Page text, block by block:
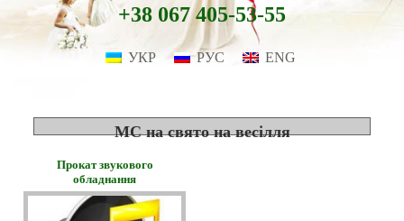
+38 067 405-53-55
УКР РУС ENG
MC на свято на весілля
Прокат звукового
обладнання